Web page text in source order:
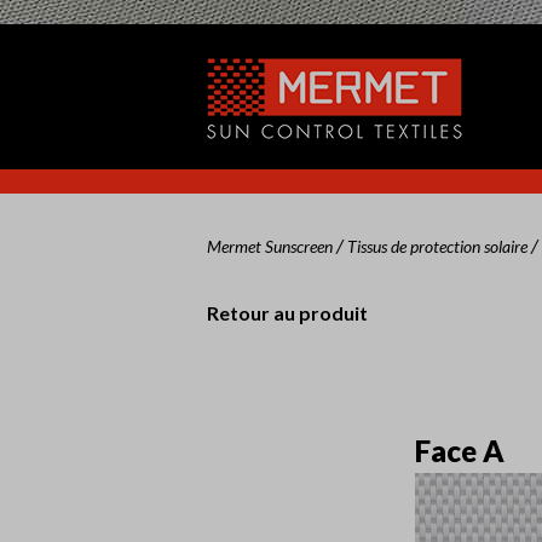
Mermet Sunscreen/Tissus de protection solaire/
Retour au produit
Face A